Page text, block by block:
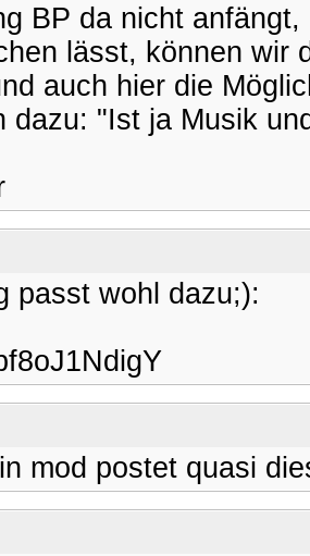
BP da nicht
lässt, können wir
auch hier die
dazu: "Ist ja Musik
passt wohl dazu;):
mod postet quasi